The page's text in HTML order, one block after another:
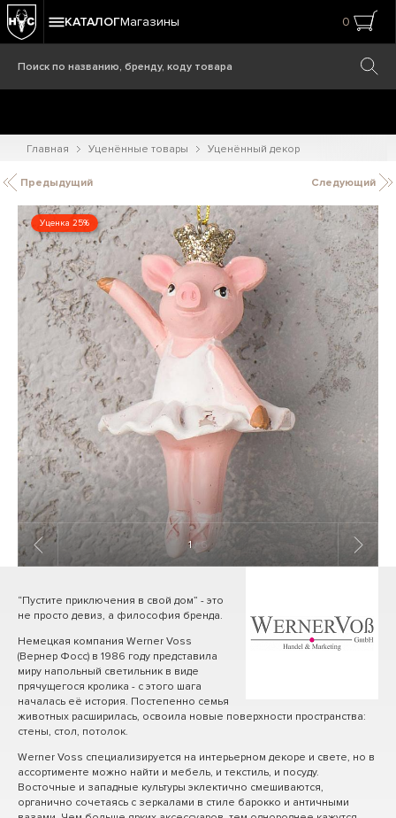
КАТАЛОГМагазины 0
Главная Уценённые товары Уценённый декор
Предыдущий Следующий
Уценка 25%
1/ 6
“Пустите приключения в свой дом” - это
не просто девиз, а философия бренда.
Немецкая компания Werner Voss
(Вернер Фосс) в 1986 году представила
миру напольный светильник в виде
прячущегося кролика - с этого шага
началась её история. Постепенно семья
животных расширилась, освоила новые поверхности пространства:
стены, стол, потолок.
Werner Voss специализируется на интерьерном декоре и свете, но в
ассортименте можно найти и мебель, и текстиль, и посуду.
Восточные и западные культуры эклектично смешиваются,
органично сочетаясь с зеркалами в стиле барокко и античными